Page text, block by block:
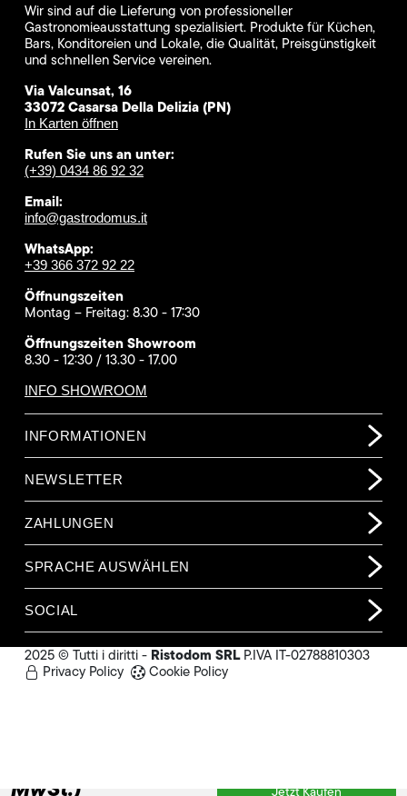
MwSt.) Jetzt Kaufen
Wir sind auf die Lieferung von professioneller
Gastronomieausstattung spezialisiert. Produkte für Küchen,
Bars, Konditoreien und Lokale, die Qualität, Preisgünstigkeit
und schnellen Service vereinen.
Via Valcunsat, 16
33072 Casarsa Della Delizia (PN)
In Karten öffnen
Rufen Sie uns an unter:
(+39) 0434 86 92 32
Email:
info@gastrodomus.it
WhatsApp:
+39 366 372 92 22
Öffnungszeiten
Montag – Freitag: 8.30 - 17:30
Öffnungszeiten Showroom
8.30 - 12:30 / 13.30 - 17.00
INFO SHOWROOM
INFORMATIONEN
NEWSLETTER
ZAHLUNGEN
SPRACHE AUSWÄHLEN
SOCIAL
2025 © Tutti i diritti - Ristodom SRLP.IVA IT-02788810303
Privacy Policy
Cookie Policy